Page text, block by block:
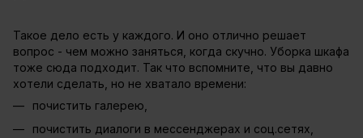
Такое дело есть у каждого. И оно отлично решает
вопрос - чем можно заняться, когда скучно. Уборка шкафа
тоже сюда подходит. Так что вспомните, что вы давно
хотели сделать, но не хватало времени:
почистить галерею,
почистить диалоги в мессенджерах и соц.сетях,